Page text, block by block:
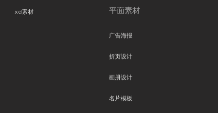
xd素材 平面素材
广告海报
折页设计
画册设计
名片模板